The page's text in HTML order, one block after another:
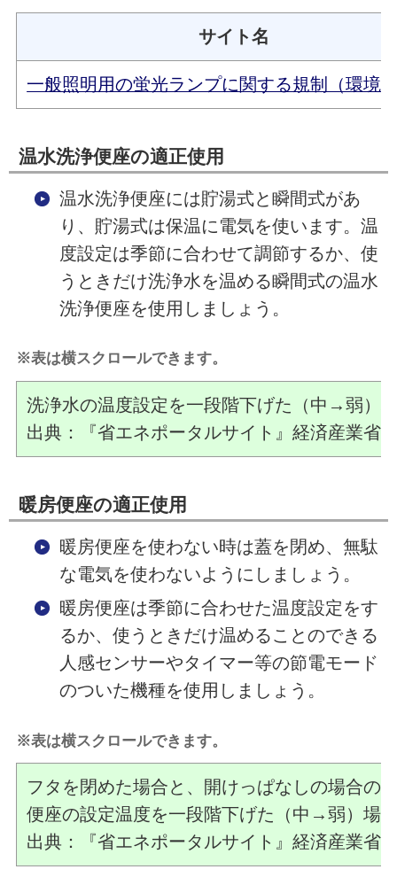
サイト名
一般照明用の蛍光ランプに関する規制（環境
温水洗浄便座の適正使用
温水洗浄便座には貯湯式と瞬間式があ
り、貯湯式は保温に電気を使います。温
度設定は季節に合わせて調節するか、使
うときだけ洗浄水を温める瞬間式の温水
洗浄便座を使用しましょう。
※表は横スクロールできます。
洗浄水の温度設定を一段階下げた（中→弱）
出典：『省エネポータルサイト』経済産業省
暖房便座の適正使用
暖房便座を使わない時は蓋を閉め、無駄
な電気を使わないようにしましょう。
暖房便座は季節に合わせた温度設定をす
るか、使うときだけ温めることのできる
人感センサーやタイマー等の節電モード
のついた機種を使用しましょう。
※表は横スクロールできます。
フタを閉めた場合と、開けっぱなしの場合の
便座の設定温度を一段階下げた（中→弱）場
出典：『省エネポータルサイト』経済産業省